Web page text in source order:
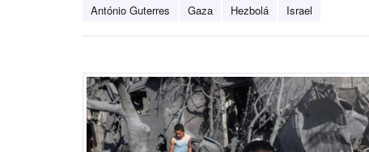
António Guterres Gaza Hezbolá Israel